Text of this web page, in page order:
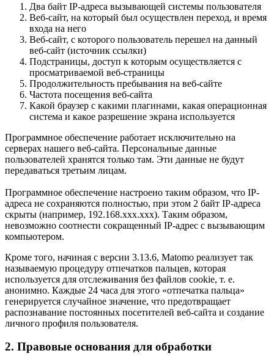
Два байт IP-адреса вызывающей системы пользователя
Веб-сайт, на который был осуществлен переход, и время
входа на него
Веб-сайт, с которого пользователь перешел на данный
веб-сайт (источник ссылки)
Подстраницы, доступ к которым осуществляется с
просматриваемой веб-страницы
Продолжительность пребывания на веб-сайте
Частота посещения веб-сайта
Какой браузер с какими плагинами, какая операционная
система и какое разрешение экрана используется
Программное обеспечение работает исключительно на
серверах нашего веб-сайта. Персональные данные
пользователей хранятся только там. Эти данные не будут
передаваться третьим лицам.
Программное обеспечение настроено таким образом, что IP-
адреса не сохраняются полностью, при этом 2 байт IP-адреса
скрыты (например, 192.168.xxx.xxx). Таким образом,
невозможно соотнести сокращенный IP-адрес с вызывающим
компьютером.
Кроме того, начиная с версии 3.13.6, Matomo реализует так
называемую процедуру отпечатков пальцев, которая
используется для отслеживания без файлов cookie, т. е.
анонимно. Каждые 24 часа для этого «отпечатка пальца»
генерируется случайное значение, что предотвращает
распознавание постоянных посетителей веб-сайта и создание
личного профиля пользователя.
2. Правовые основания для обработки